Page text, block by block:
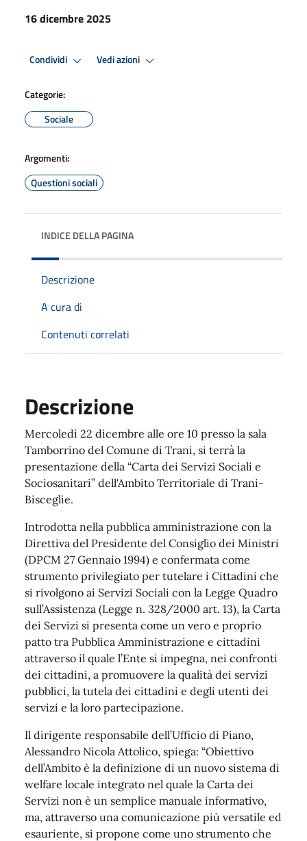
16 dicembre 2025
Condividi Vedi azioni
Categorie:
Sociale
Argomenti:
Questioni sociali
INDICE DELLA PAGINA
Descrizione
A cura di
Contenuti correlati
Descrizione
Mercoledì 22 dicembre alle ore 10 presso la sala
Tamborrino del Comune di Trani, si terrà la
presentazione della “Carta dei Servizi Sociali e
Sociosanitari” dell'Ambito Territoriale di Trani-
Bisceglie.
Introdotta nella pubblica amministrazione con la
Direttiva del Presidente del Consiglio dei Ministri
(DPCM 27 Gennaio 1994) e confermata come
strumento privilegiato per tutelare i Cittadini che
si rivolgono ai Servizi Sociali con la Legge Quadro
sull’Assistenza (Legge n. 328/2000 art. 13), la Carta
dei Servizi si presenta come un vero e proprio
patto tra Pubblica Amministrazione e cittadini
attraverso il quale l’Ente si impegna, nei confronti
dei cittadini, a promuovere la qualità dei servizi
pubblici, la tutela dei cittadini e degli utenti dei
servizi e la loro partecipazione.
Il dirigente responsabile dell’Ufficio di Piano,
Alessandro Nicola Attolico, spiega: “Obiettivo
dell’Ambito è la definizione di un nuovo sistema di
welfare locale integrato nel quale la Carta dei
Servizi non è un semplice manuale informativo,
ma, attraverso una comunicazione più versatile ed
esauriente, si propone come uno strumento che